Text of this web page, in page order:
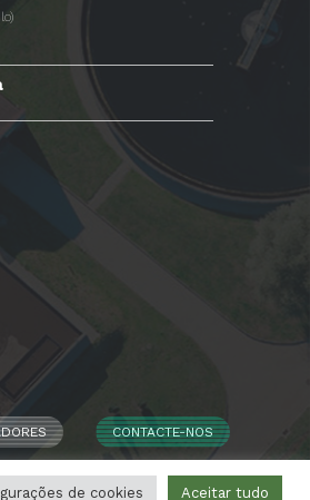
CONTACTE-NOS
de cookies Aceitar tudo